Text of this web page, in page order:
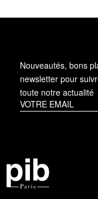
Nouveautés, bons
newsletter pour
toute notre actualité